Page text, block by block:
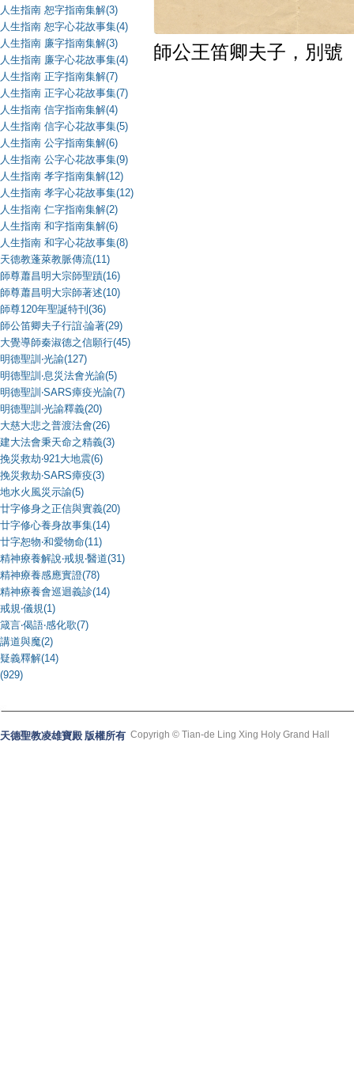
人生指南 恕字指南集解(3)
人生指南 恕字心花故事集(4)
人生指南 廉字指南集解(3)
人生指南 廉字心花故事集(4)
人生指南 正字指南集解(7)
人生指南 正字心花故事集(7)
人生指南 信字指南集解(4)
人生指南 信字心花故事集(5)
人生指南 公字指南集解(6)
人生指南 公字心花故事集(9)
人生指南 孝字指南集解(12)
人生指南 孝字心花故事集(12)
人生指南 仁字指南集解(2)
人生指南 和字指南集解(6)
人生指南 和字心花故事集(8)
天德教蓬萊教脈傳流(11)
師尊蕭昌明大宗師聖蹟(16)
師尊蕭昌明大宗師著述(10)
師尊120年聖誕特刊(36)
師公笛卿夫子行誼‧論著(29)
大覺導師秦淑德之信願行(45)
明德聖訓‧光諭(127)
明德聖訓‧息災法會光諭(5)
明德聖訓‧SARS瘴疫光諭(7)
明德聖訓‧光諭釋義(20)
大慈大悲之普渡法會(26)
建大法會秉天命之精義(3)
挽災救劫‧921大地震(6)
挽災救劫‧SARS瘴疫(3)
地水火風災示諭(5)
廿字修身之正信與實義(20)
廿字修心養身故事集(14)
廿字恕物‧和愛物命(11)
精神療養解說‧戒規‧醫道(31)
精神療養感應實證(78)
精神療養會巡迴義診(14)
戒規‧儀規(1)
箴言‧偈語‧感化歌(7)
講道與魔(2)
疑義釋解(14)
(929)
師公王笛卿夫子，別號
天德聖教凌雄寶殿 版權所有 Copyrigh © Tian-de Ling Xing Holy Grand Hall